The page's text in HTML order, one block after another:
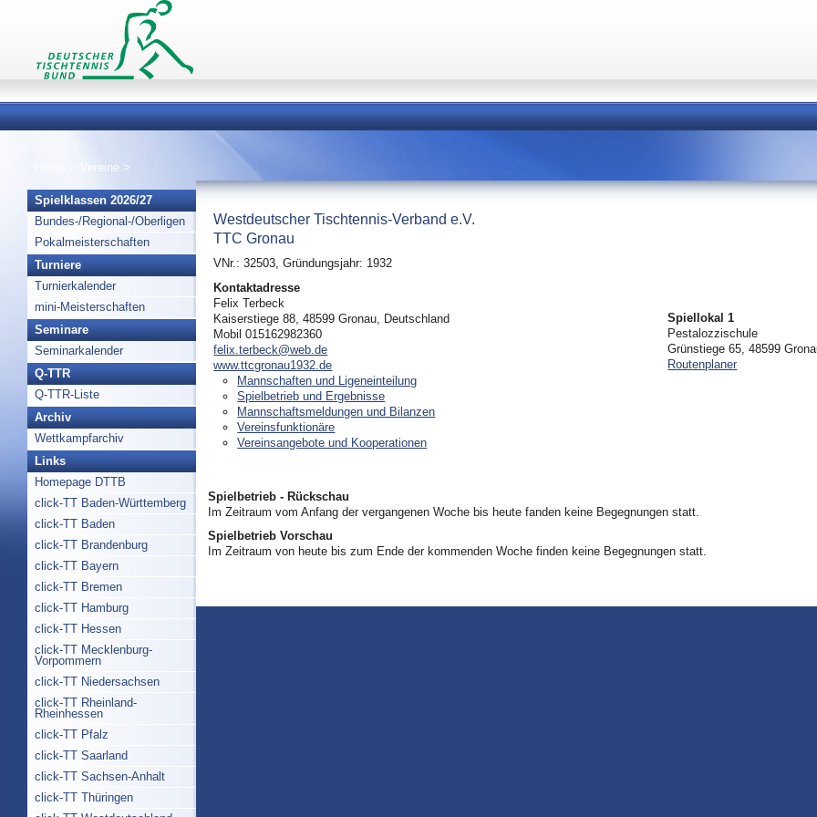
Vereine >
Spielklassen 2026/27
Bundes-/Regional-/Oberligen
Pokalmeisterschaften
Turniere
Turnierkalender
mini-Meisterschaften
Seminare
Seminarkalender
Q-TTR
Q-TTR-Liste
Archiv
Wettkampfarchiv
Links
Homepage DTTB
click-TT Baden-Württemberg
click-TT Baden
click-TT Brandenburg
click-TT Bayern
click-TT Bremen
click-TT Hamburg
click-TT Hessen
click-TT Mecklenburg-
Vorpommern
click-TT Niedersachsen
click-TT Rheinland-
Rheinhessen
click-TT Pfalz
click-TT Saarland
click-TT Sachsen-Anhalt
click-TT Thüringen
Westdeutscher Tischtennis-Verband e.V.
TTC Gronau
VNr.: 32503, Gründungsjahr: 1932
Kontaktadresse
Felix Terbeck
Kaiserstiege 88, 48599 Gronau, Deutschland
Mobil 015162982360
felix.terbeck@web.de
www.ttcgronau1932.de
Mannschaften und Ligeneinteilung
Spielbetrieb und Ergebnisse
Mannschaftsmeldungen und Bilanzen
Vereinsfunktionäre
Vereinsangebote und Kooperationen
Spiellokal 1
Pestalozzischule
Grünstiege 65, 48599
Routenplaner
Spielbetrieb - Rückschau
Im Zeitraum vom Anfang der vergangenen Woche bis heute fanden keine Begegnungen statt.
Spielbetrieb Vorschau
Im Zeitraum von heute bis zum Ende der kommenden Woche finden keine Begegnungen statt.